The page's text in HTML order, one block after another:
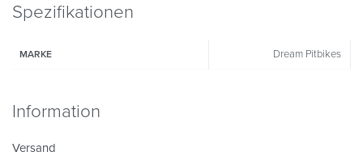
Spezifikationen
MARKE Dream Pitbikes
Information
Versand